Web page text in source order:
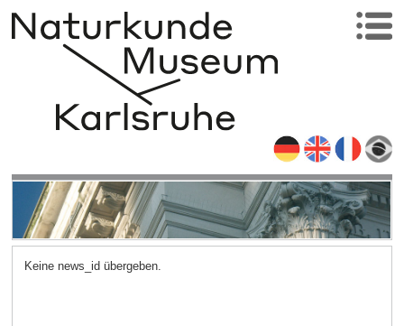
Keine news_id übergeben.